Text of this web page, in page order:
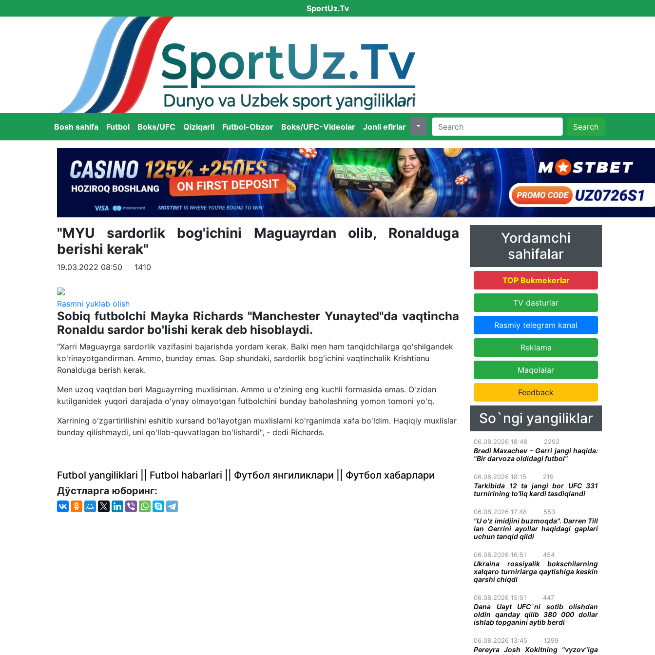
SportUz.Tv
Bosh sahifa Futbol Boks/UFC Qiziqarli Futbol-Obzor Boks/UFC-Videolar Jonli efirlar Search
"MYU sardorlik bog'ichini Maguayrdan olib, Ronalduga
berishi kerak"
19.03.2022 08:50 1410
Rasmni yuklab olish
Sobiq futbolchi Mayka Richards "Manchester Yunayted"da vaqtincha
Ronaldu sardor bo'lishi kerak deb hisoblaydi.
"Xarri Maguayrga sardorlik vazifasini bajarishda yordam kerak. Balki men ham tanqidchilarga qo'shilgandek
ko'rinayotgandirman. Ammo, bunday emas. Gap shundaki, sardorlik bog'ichini vaqtinchalik Krishtianu
Ronalduga berish kerak.
Men uzoq vaqtdan beri Maguayrning muxlisiman. Ammo u o'zining eng kuchli formasida emas. O'zidan
kutilganidek yuqori darajada o'ynay olmayotgan futbolchini bunday baholashning yomon tomoni yo'q.
Xarrining o'zgartirilishini eshitib xursand bo'layotgan muxlislarni ko'rganimda xafa bo'ldim. Haqiqiy muxlislar
bunday qilishmaydi, uni qo'llab-quvvatlagan bo'lishardi", - dedi Richards.
Futbol yangiliklari || Futbol habarlari || Футбол янгиликлари || Футбол хабарлари
Дўстларга юборинг:
Yordamchi
sahifalar
TOP Bukmekerlar
TV dasturlar
Rasmiy telegram kanal
Reklama
Maqolalar
Feedback
So`ngi yangiliklar
06.08.2026 18:48 2292
Bredi Maxachev - Gerri jangi haqida:
"Bir darvoza oldidagi futbol"
06.08.2026 18:15 219
Tarkibida 12 ta jangi bor UFC 331
turnirining to'liq kardi tasdiqlandi
06.08.2026 17:48 553
"U o'z imidjini buzmoqda". Darren Till
Ian Gerrini ayollar haqidagi gaplari
uchun tanqid qildi
06.08.2026 16:51 454
Ukraina rossiyalik bokschilarning
xalqaro turnirlarga qaytishiga keskin
qarshi chiqdi
06.08.2026 15:51 447
Dana Uayt UFC`ni sotib olishdan
oldin qanday qilib 380 000 dollar
ishlab topganini aytib berdi
06.08.2026 13:45 1299
Pereyra Josh Xokitning "vyzov"iga